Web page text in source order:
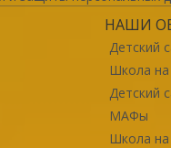
НАШИ
Детский
Школа
Детский
МАФы
Школа